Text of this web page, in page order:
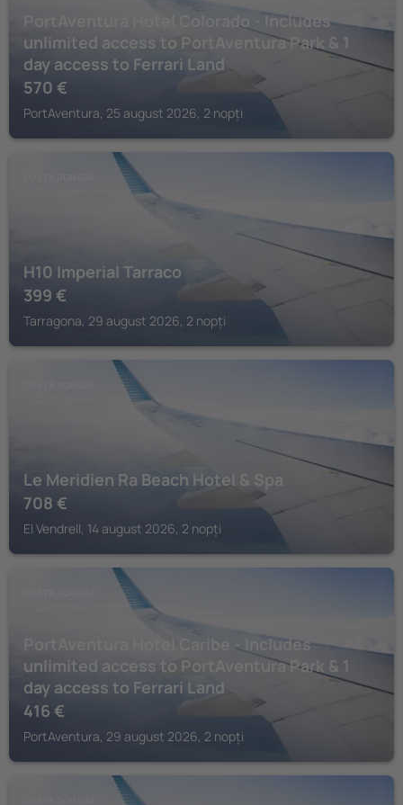
PortAventura Hotel Colorado - Includes
unlimited access to PortAventura Park & 1
day access to Ferrari Land
570 €
PortAventura, 25 august 2026, 2 nopți
H10 Imperial Tarraco
399 €
Tarragona, 29 august 2026, 2 nopți
Le Meridien Ra Beach Hotel & Spa
708 €
El Vendrell, 14 august 2026, 2 nopți
PortAventura Hotel Caribe - Includes
unlimited access to PortAventura Park & 1
day access to Ferrari Land
416 €
PortAventura, 29 august 2026, 2 nopți